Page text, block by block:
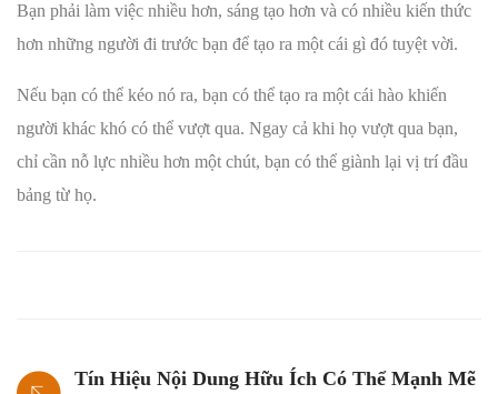
Bạn phải làm việc nhiều hơn, sáng tạo hơn và có nhiều kiến thức
hơn những người đi trước bạn để tạo ra một cái gì đó tuyệt vời.
Nếu bạn có thể kéo nó ra, bạn có thể tạo ra một cái hào khiến
người khác khó có thể vượt qua. Ngay cả khi họ vượt qua bạn,
chỉ cần nỗ lực nhiều hơn một chút, bạn có thể giành lại vị trí đầu
bảng từ họ.
Tín Hiệu Nội Dung Hữu Ích Có Thể Mạnh Mẽ